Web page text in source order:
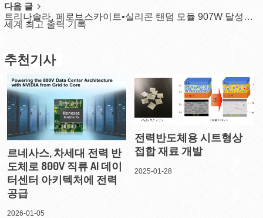
다음 글
트리나솔라, 페로브스카이트•실리콘 탠덤 모듈 907W 달성…
세계 최고 출력 기록
추천기사
르네사스, 차세대 전력 반
도체로 800V 직류 AI 데이
터센터 아키텍처에 전력
공급
2026-01-05
전력반도체용 시트형상
접합 재료 개발
2025-01-28